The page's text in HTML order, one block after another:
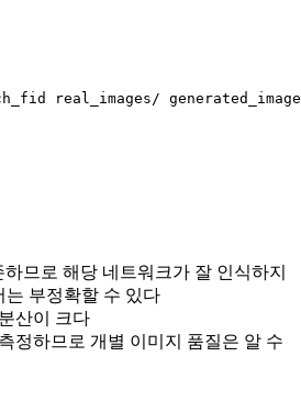
real_images/
하므로 해당 네트워크가 잘 인식하지
는 부정확할 수 있다
산이 크다
정하므로 개별 이미지 품질은 알 수